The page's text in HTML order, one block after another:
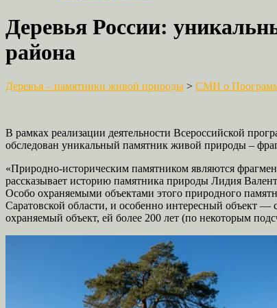
Деревья России:
района
Деревья – памятники живой природы > СМИ о
В рамках реализации деятельности Всероссийской
обследован уникальный памятник живой природы –
«Природно-историческим памятником являются
рассказывает историю памятника природы Лидия
Особо охраняемыми объектами этого природного
Саратовской области, и особенно интересный объект
охраняемый объект, ей более 200 лет (по некоторым